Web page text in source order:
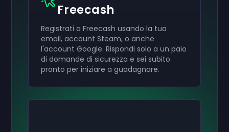
Freecash
Registrati a Freecash usando la tua
email, account Steam, o anche
l'account Google. Rispondi solo a un paio
di domande di sicurezza e sei subito
pronto per iniziare a guadagnare.